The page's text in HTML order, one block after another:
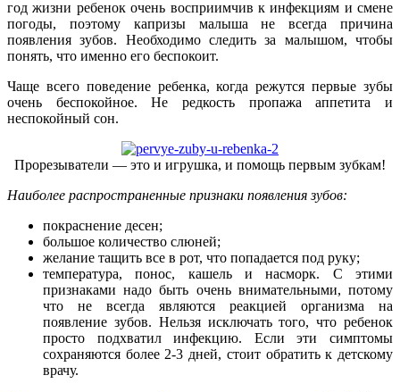
год жизни ребенок очень восприимчив к инфекциям и смене
погоды, поэтому капризы малыша не всегда причина
появления зубов. Необходимо следить за малышом, чтобы
понять, что именно его беспокоит.
Чаще всего поведение ребенка, когда режутся первые зубы
очень беспокойное. Не редкость пропажа аппетита и
неспокойный сон.
Прорезыватели — это и игрушка, и помощь первым зубкам!
Наиболее распространенные признаки появления зубов:
покраснение десен;
большое количество слюней;
желание тащить все в рот, что попадается под руку;
температура, понос, кашель и насморк. С этими
признаками надо быть очень внимательными, потому
что не всегда являются реакцией организма на
появление зубов. Нельзя исключать того, что ребенок
просто подхватил инфекцию. Если эти симптомы
сохраняются более 2-3 дней, стоит обратить к детскому
врачу.